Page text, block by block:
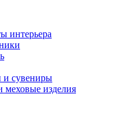
интерьера
и сувениры
меховые изделия